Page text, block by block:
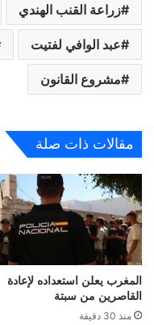
زراعة القنب الهندي
عبد الوافي لفتيت
مشروع القانون
مقالات ذات صلة
المغرب يعلن استعداده لإعادة
القاصرين من سبتة
منذ 30 دقيقة